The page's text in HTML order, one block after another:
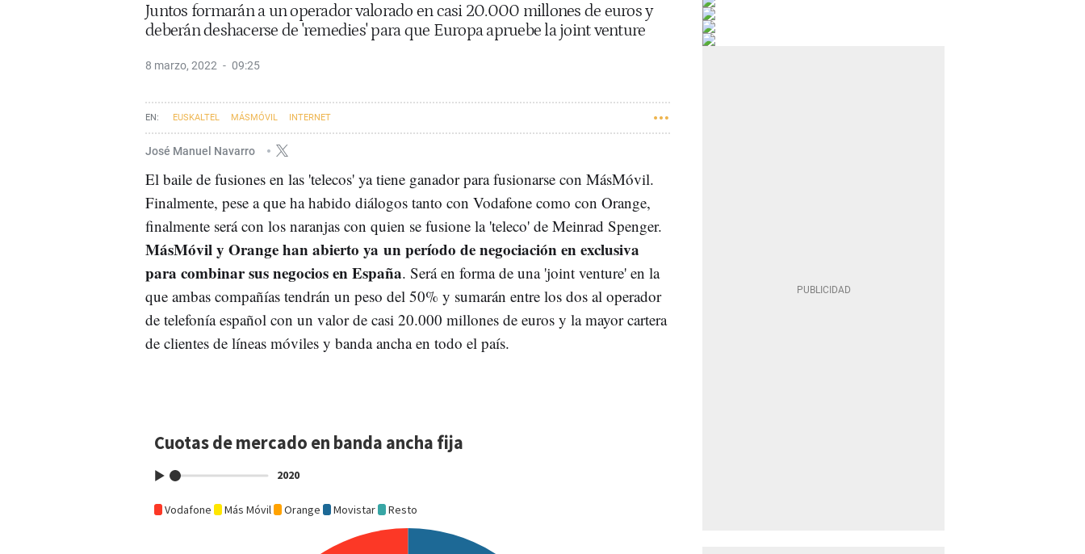
Juntos formarán a un operador valorado en casi 20.000 millones de euros y
deberán deshacerse de 'remedies' para que Europa apruebe la joint venture
8 marzo, 2022 09:25
EUSKALTEL MÁSMÓVIL INTERNET
José Manuel Navarro
El baile de fusiones en las 'telecos' ya tiene ganador para fusionarse con MásMóvil.
Finalmente, pese a que ha habido diálogos tanto con Vodafone como con Orange,
finalmente será con los naranjas con quien se fusione la 'teleco' de Meinrad Spenger.
MásMóvil y Orange han abierto ya un período de negociación en exclusiva
para combinar sus negocios en España. Será en forma de una 'joint venture' en la
que ambas compañías tendrán un peso del 50% y sumarán entre los dos al operador
de telefonía español con un valor de casi 20.000 millones de euros y la mayor cartera
de clientes de líneas móviles y banda ancha en todo el país.